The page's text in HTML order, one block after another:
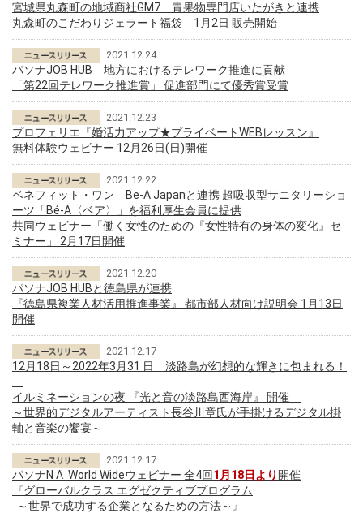
宮城県丸森町の地域商社GM7 青果物専門店いたがきと連携
丸森町のこだわりジェラート福袋 1月2日 販売開始
2021.12.24
パソナJOB HUB 地方におけるテレワーク推進に貢献
「第22回テレワーク推進賞」 促進部門にて優秀賞受賞
2021.12.23
プロフェリエ『婚活力アップ★プライベートWEBレッスン』
無料体験ウェビナー 12月26日(日)開催
2021.12.22
ベネフィット・ワン Be-A Japanと連携 超吸収型サニタリーショ
ーツ「Bé-A〈ベア〉」を福利厚生会員に提供
共同ウェビナー「働く女性のための『女性特有の身体の変化』セ
ミナー」 2月17日開催
2021.12.20
パソナJOB HUBと徳島県が連携
『徳島県複業人材活用推進事業』 都市部人材向け説明会 1月13日
開催
2021.12.17
12月18日～2022年3月31 日 淡路島が幻想的な輝きに包まれる！
イルミネーションの夜 『光と音の淡路島西海岸』 開催
～世界的デジタルアーティスト長谷川章氏が手掛けるデジタル掛
軸と音楽の饗宴～
2021.12.17
パソナN A World Wideウェビナー 全4回1月18日より 開催
『グローバルクラス エグゼクティブプログラム
～世界で成功する企業となるための方法～』